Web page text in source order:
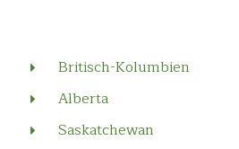
Britisch-Kolumbien
Alberta
Saskatchewan